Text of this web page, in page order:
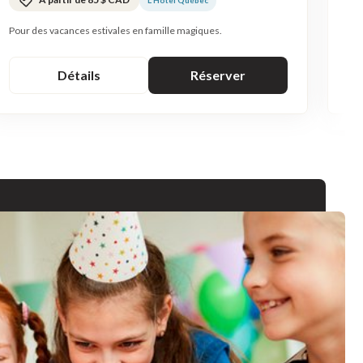
Pour des vacances estivales en famille magiques.
Détails Réserver